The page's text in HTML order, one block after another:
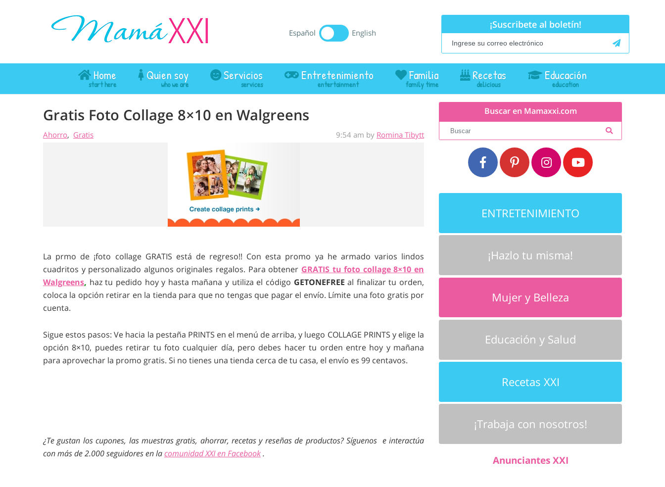
Español English
¡Suscribete al boletín!
Home Quien soy Servicios Entretenimiento Familia Recetas Educación
Gratis Foto Collage 8×10 en Walgreens
Ahorro Gratis 9:54 am by Romina Tibytt
La prmo de ¡foto collage GRATIS está de regreso!! Con esta promo ya he armado varios lindos
cuadritos y personalizado algunos originales regalos. Para obtener GRATIS tu foto collage 8×10 en
Walgreens, haz tu pedido hoy y hasta mañana y utiliza el código GETONEFREE al finalizar tu orden,
coloca la opción retirar en la tienda para que no tengas que pagar el envío. Límite una foto gratis por
cuenta.
Sigue estos pasos: Ve hacia la pestaña PRINTS en el menú de arriba, y luego COLLAGE PRINTS y elige la
opción 8×10, puedes retirar tu foto cualquier día, pero debes hacer tu orden entre hoy y mañana
para aprovechar la promo gratis. Si no tienes una tienda cerca de tu casa, el envío es 99 centavos.
¿Te gustan los cupones, las muestras gratis, ahorrar, recetas y reseñas de productos? Síguenos e interactúa
con más de 2.000 seguidores en lacomunidad XXI en Facebook.
Buscar en Mamaxxi.com
ENTRETENIMIENTO
¡Hazlo tu misma!
Mujer y Belleza
Educación y Salud
Recetas XXI
¡Trabaja con nosotros!
Anunciantes XXI